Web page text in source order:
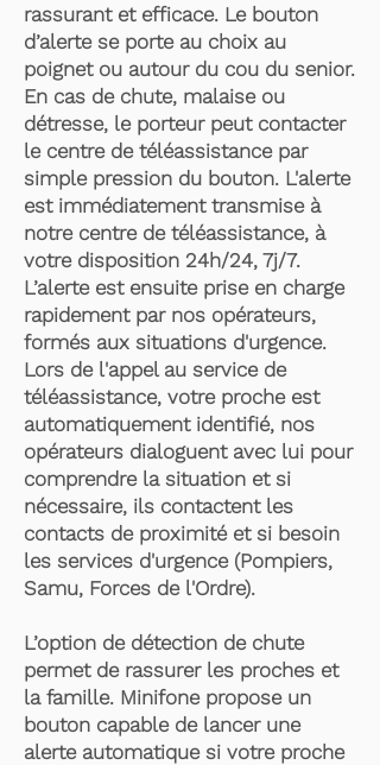
rassurant et efficace. Le bouton
d’alerte se porte au choix au
poignet ou autour du cou du senior.
En cas de chute, malaise ou
détresse, le porteur peut contacter
le centre de téléassistance par
simple pression du bouton. L'alerte
est immédiatement transmise à
notre centre de téléassistance, à
votre disposition 24h/24, 7j/7.
L’alerte est ensuite prise en charge
rapidement par nos opérateurs,
formés aux situations d'urgence.
Lors de l'appel au service de
téléassistance, votre proche est
automatiquement identifié, nos
opérateurs dialoguent avec lui pour
comprendre la situation et si
nécessaire, ils contactent les
contacts de proximité et si besoin
les services d'urgence (Pompiers,
Samu, Forces de l'Ordre).
L’option de détection de chute
permet de rassurer les proches et
la famille. Minifone propose un
bouton capable de lancer une
alerte automatique si votre proche